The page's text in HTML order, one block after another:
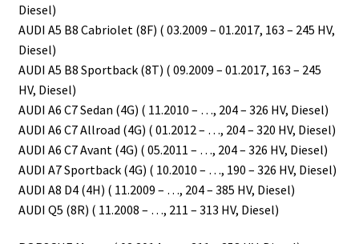
Diesel)
AUDI A5 B8 Cabriolet (8F) ( 03.2009 – 01.2017, 163 – 245 HV,
Diesel)
AUDI A5 B8 Sportback (8T) ( 09.2009 – 01.2017, 163 – 245
HV, Diesel)
AUDI A6 C7 Sedan (4G) ( 11.2010 – …, 204 – 326 HV, Diesel)
AUDI A6 C7 Allroad (4G) ( 01.2012 – …, 204 – 320 HV, Diesel)
AUDI A6 C7 Avant (4G) ( 05.2011 – …, 204 – 326 HV, Diesel)
AUDI A7 Sportback (4G) ( 10.2010 – …, 190 – 326 HV, Diesel)
AUDI A8 D4 (4H) ( 11.2009 – …, 204 – 385 HV, Diesel)
AUDI Q5 (8R) ( 11.2008 – …, 211 – 313 HV, Diesel)